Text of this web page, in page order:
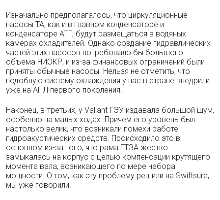
Изначально предполагалось, что циркуля­ционные
насосы ТА, как и в главном конден­саторе и
конденсаторе АТГ, будут размещать­ся в водяных
камерах охладителей. Однако создание гидравлических
частей этих насосов потребовало бы большого
объема НИОКР, и из-за финансовых ограничений были
приня­ты обычные насосы. Нельзя не отметить, что
подобную систему охлаждения у нас в стране внедрили
уже на АПЛ первого поколения.
Наконец, в-третьих, у Valiant ГЭУ издава­ла большой шум,
особенно на малых ходах. Причем его уровень был
настолько велик, что возникали помехи работе
гидроакустических средств. Происходило это в
основном из-за того, что рама ГТЗА жестко
замыкалась на корпус с целью компенсации крутящего
мо­мента вала, возникающего по мере набора
мощности. О том, как эту проблему решили на Swiftsure,
мы уже говорили.